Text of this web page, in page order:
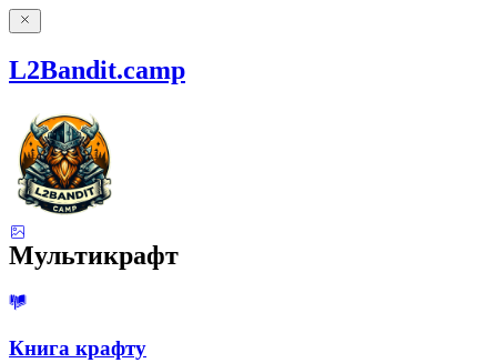
L2Bandit.camp
Мультикрафт
Книга крафту